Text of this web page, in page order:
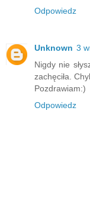
Odpowiedz
Unknown 3
Nigdy nie
zachęciła.
Pozdrawiam:)
Odpowiedz